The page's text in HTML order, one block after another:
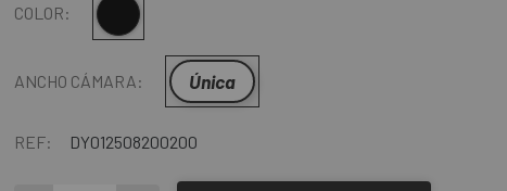
COLOR: Multi
ANCHO CÁMARA: Única
REF: DY012508200200